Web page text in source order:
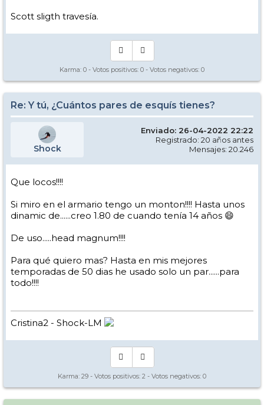
Scott sligth travesía.
Karma: 0 - Votos positivos: 0 - Votos negativos: 0
Re: Y tú, ¿Cuántos pares de esquís tienes?
Shock
Enviado: 26-04-2022 22:22
Registrado: 20 años antes
Mensajes: 20.246
Que locos!!!!
Si miro en el armario tengo un monton!!!! Hasta unos
dinamic de......creo 1.80 de cuando tenía 14 años 😄
De uso.....head magnum!!!!
Para qué quiero mas? Hasta en mis mejores
temporadas de 50 dias he usado solo un par......para
todo!!!!
Cristina2 - Shock-LM
Karma: 29 - Votos positivos: 2 - Votos negativos: 0